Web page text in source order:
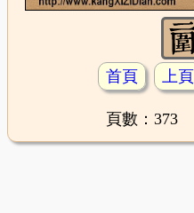
首頁 上頁
頁數：373